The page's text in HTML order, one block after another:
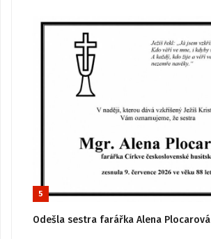
5
Odešla sestra farářka Alena Plocarová